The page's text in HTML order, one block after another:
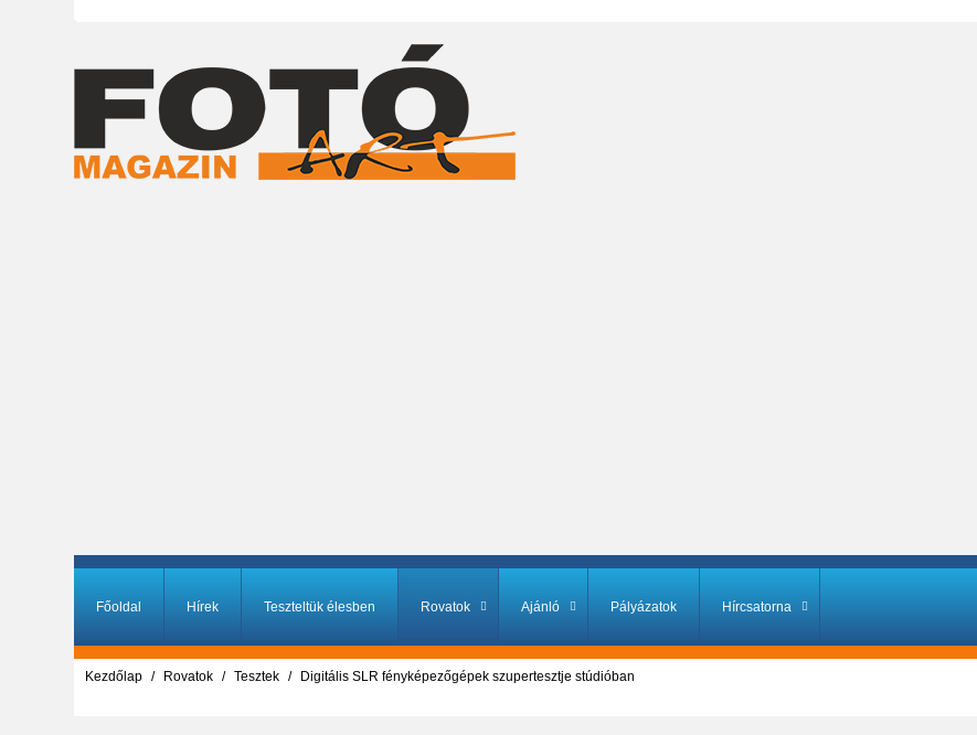
Főoldal Hírek Teszteltük élesben Rovatok Ajánló Pályázatok Hírcsatorna
Kezdőlap Rovatok Tesztek Digitális SLR fényképezőgépek szupertesztje stúdióban